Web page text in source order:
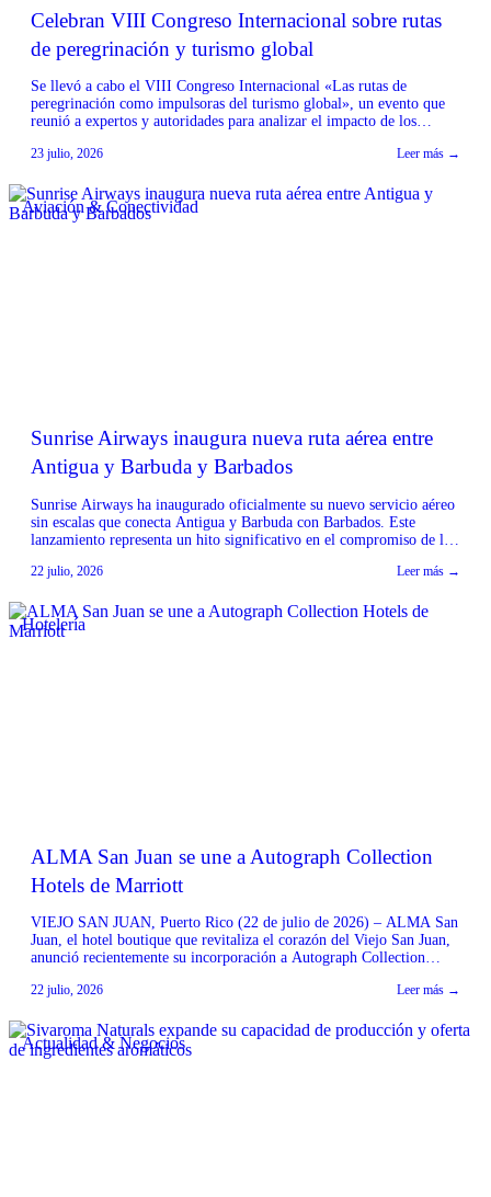
Celebran VIII Congreso Internacional sobre rutas
de peregrinación y turismo global
Se llevó a cabo el VIII Congreso Internacional «Las rutas de
peregrinación como impulsoras del turismo global», un evento que
reunió a expertos y autoridades para analizar el impacto de los
contó con la colaboración de instituciones como la Diputación de A
23 julio, 2026 Leer más →
Aviación & Conectividad
Sunrise Airways inaugura nueva ruta aérea entre
Antigua y Barbuda y Barbados
Sunrise Airways ha inaugurado oficialmente su nuevo servicio aéreo
sin escalas que conecta Antigua y Barbuda con Barbados. Este
lanzamiento representa un hito significativo en el compromiso de la
Fuente: Sunrise Airways
22 julio, 2026 Leer más →
Hotelería
ALMA San Juan se une a Autograph Collection
Hotels de Marriott
VIEJO SAN JUAN, Puerto Rico (22 de julio de 2026) – ALMA San
Juan, el hotel boutique que revitaliza el corazón del Viejo San Juan,
anunció recientemente su incorporación a Autograph Collection
hoteleras de Marriott Bonvoy. Como el primer hotel de Autograph
22 julio, 2026 Leer más →
Actualidad & Negocios